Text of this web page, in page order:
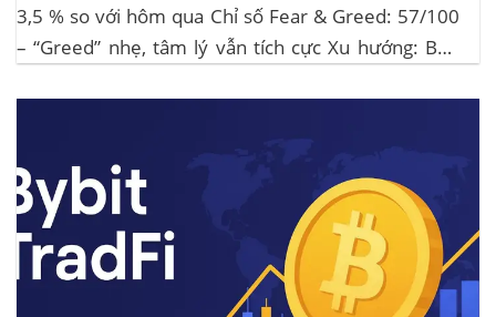
3,5 % so với hôm qua Chỉ số Fear & Greed: 57/100
– “Greed” nhẹ, tâm lý vẫn tích cực Xu hướng: BTC